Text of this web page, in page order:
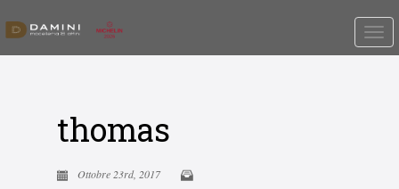
thomas
Ottobre 23rd, 2017